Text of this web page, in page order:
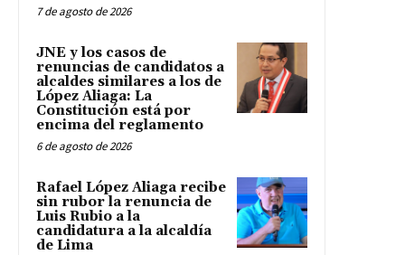
7 de agosto de 2026
JNE y los casos de
renuncias de candidatos a
alcaldes similares a los de
López Aliaga: La
Constitución está por
encima del reglamento
6 de agosto de 2026
Rafael López Aliaga recibe
sin rubor la renuncia de
Luis Rubio a la
candidatura a la alcaldía
de Lima